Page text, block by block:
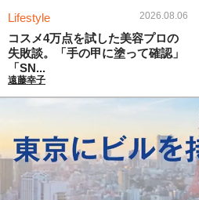
Lifestyle 2026.08.06
コスメ4万点を試した美容プロの
失敗談。「手の甲に塗って確認」
「SN...
遠藤幸子